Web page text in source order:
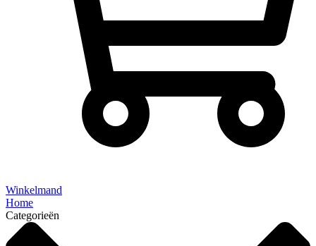
Winkelmand
Home
Categorieën